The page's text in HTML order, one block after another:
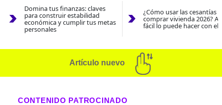
Domina tus finanzas: claves
para construir estabilidad
económica y cumplir tus metas
personales
¿Cómo usar las cesantías
comprar vivienda 2026?
fácil lo puede hacer con el
Artículo nuevo
CONTENIDO PATROCINADO